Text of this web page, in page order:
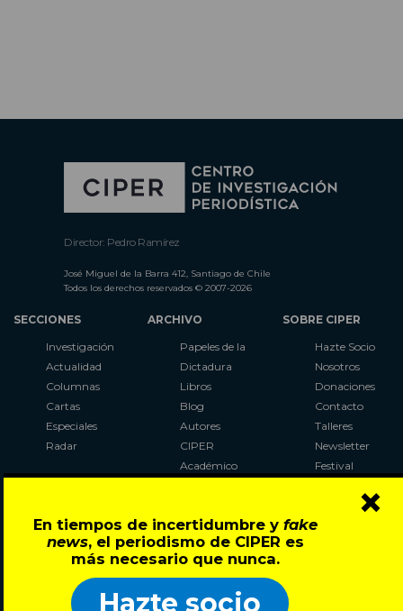
En tiempos de incertidumbre y fake
news, el periodismo de CIPER es
más necesario que nunca.
Hazte socio
×
Director: Pedro Ramírez
José Miguel de la Barra 412, Santiago de Chile
Todos los derechos reservados © 2007-2026
SECCIONES
Investigación
Actualidad
Columnas
Cartas
Especiales
Radar
ARCHIVO
Papeles de la
Dictadura
Libros
Blog
Autores
CIPER
Académico
Al Plebiscito
con CIPER
SOBRE CIPER
Hazte Socio
Nosotros
Donaciones
Contacto
Talleres
Newsletter
Festival